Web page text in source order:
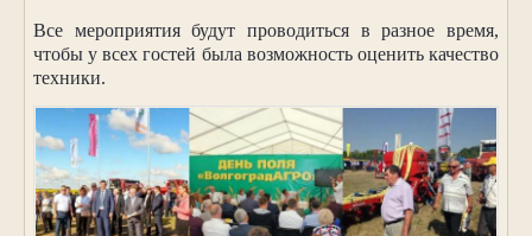
Все мероприятия будут проводиться в разное время,
чтобы у всех гостей была возможность оценить качество
техники.